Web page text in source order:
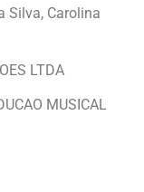
Silva, Carolina
LTDA
MUSICAL